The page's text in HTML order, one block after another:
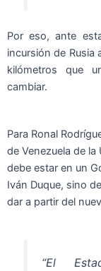
Por eso, ante
incursión de Rusia
kilómetros que
cambiar.
Para Ronal
de Venezuela de
debe estar en un
Iván Duque, sino
dar a partir del
“El